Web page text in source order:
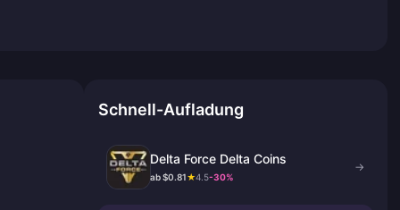
Schnell-Aufladung
Delta Force Delta Coins
ab $0.81★4.5-30%
→